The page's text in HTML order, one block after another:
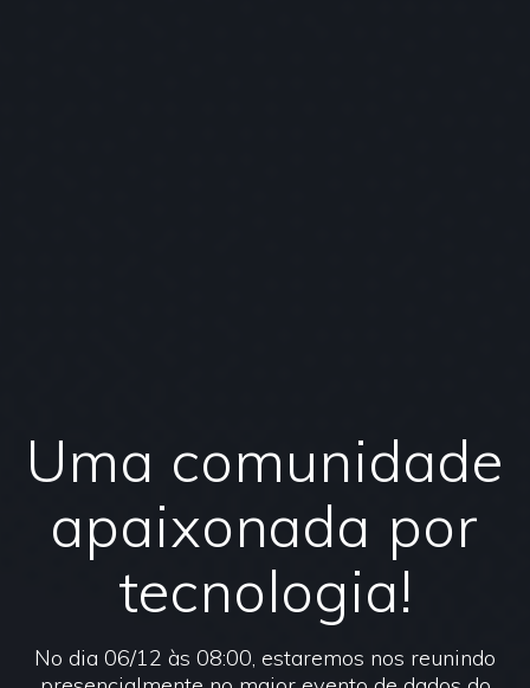
Uma comunidade
apaixonada por
tecnologia!
No dia 06/12 às 08:00, estaremos nos reunindo